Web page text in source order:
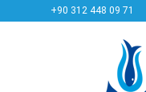
+90 312 448 09 71